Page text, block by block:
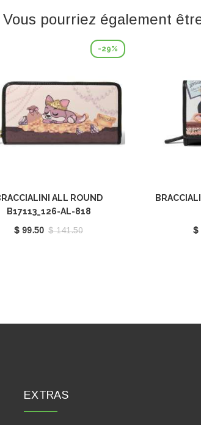
Vous pourriez également
-29%
ALL ROUND
B17113_126-AL-818
$ 99.50 $ 141.50
$
EXTRAS